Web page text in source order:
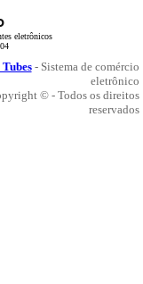
eletrônicos
- Sistema de comércio
eletrônico
© - Todos os direitos
reservados